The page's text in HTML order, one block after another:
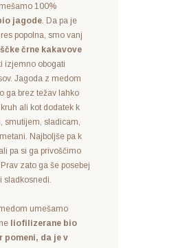
100%
jagode. Da pa je
popolna, smo vanj
črne kakavove
izjemno obogati
Jagoda z medom
ga brez težav lahko
ali kot dodatek k
smutijem, sladicam,
Najboljše pa k
pa si ga privoščimo
zato ga še posebej
sladkosnedi.
umešamo
liofilizerane bio
pomeni, da je v